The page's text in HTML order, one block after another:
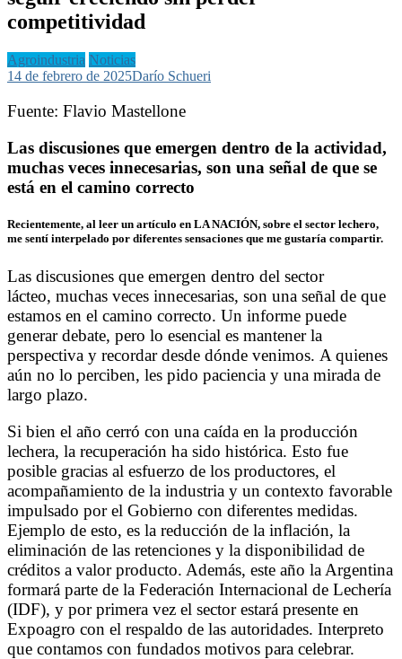
competitividad
Agroindustria Noticias
14 de febrero de 2025Darío Schueri
Fuente: Flavio Mastellone
Las discusiones que emergen dentro de la actividad,
muchas veces innecesarias, son una señal de que se
está en el camino correcto
Recientemente, al leer un artículo en LA NACIÓN, sobre el sector lechero,
me sentí interpelado por diferentes sensaciones que me gustaría compartir.
Las discusiones que emergen dentro del sector
lácteo, muchas veces innecesarias, son una señal de que
estamos en el camino correcto. Un informe puede
generar debate, pero lo esencial es mantener la
perspectiva y recordar desde dónde venimos. A quienes
aún no lo perciben, les pido paciencia y una mirada de
largo plazo.
Si bien el año cerró con una caída en la producción
lechera, la recuperación ha sido histórica. Esto fue
posible gracias al esfuerzo de los productores, el
acompañamiento de la industria y un contexto favorable
impulsado por el Gobierno con diferentes medidas.
Ejemplo de esto, es la reducción de la inflación, la
eliminación de las retenciones y la disponibilidad de
créditos a valor producto. Además, este año la Argentina
formará parte de la Federación Internacional de Lechería
(IDF), y por primera vez el sector estará presente en
Expoagro con el respaldo de las autoridades. Interpreto
que contamos con fundados motivos para celebrar.